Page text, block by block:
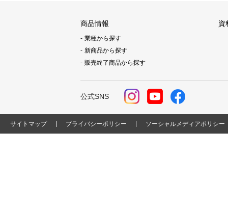
商品情報
業種から探す
新商品から探す
販売終了商品から探す
資
公式SNS
サイトマップ プライバシーポリシー ソーシャルメディアポリシー